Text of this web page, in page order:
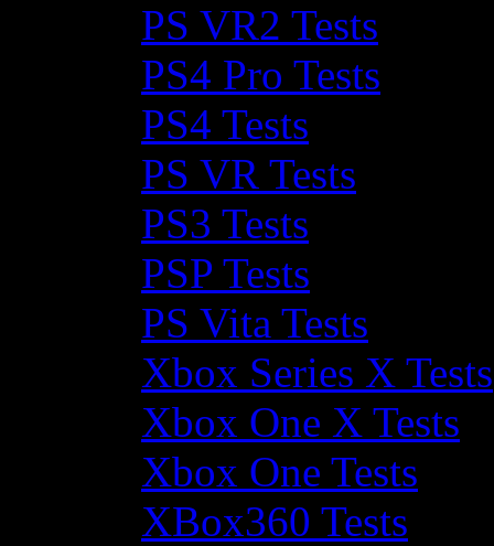
PS VR2 Tests
PS4 Pro Tests
PS4 Tests
PS VR Tests
PS3 Tests
PSP Tests
PS Vita Tests
Xbox Series X Tests
Xbox One X Tests
Xbox One Tests
XBox360 Tests